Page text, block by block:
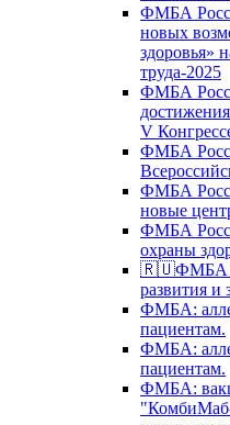
ФМБА
новых
здоровья»
труда-2025
ФМБА
V
ФМБА
ФМБА
новые
ФМБА
охраны
🇷🇺ФМБА
развития и
ФМБА:
пациентам.
ФМБА:
пациентам.
ФМБА: